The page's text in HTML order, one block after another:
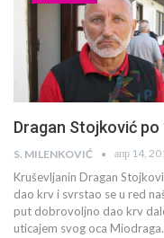
Dragan Stojković
S. MILENKOVIĆ апр 14,
Kruševljanin Dragan
dao krv i svrstao se u red
put dobrovoljno dao krv
uticajem svog oca